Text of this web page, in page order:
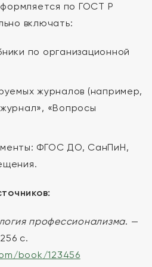
по ГОСТ Р
включать:
по организационной
журналов (например,
«Вопросы
ФГОС ДО, СанПиН,
профессионализма. —
с.
book/123456